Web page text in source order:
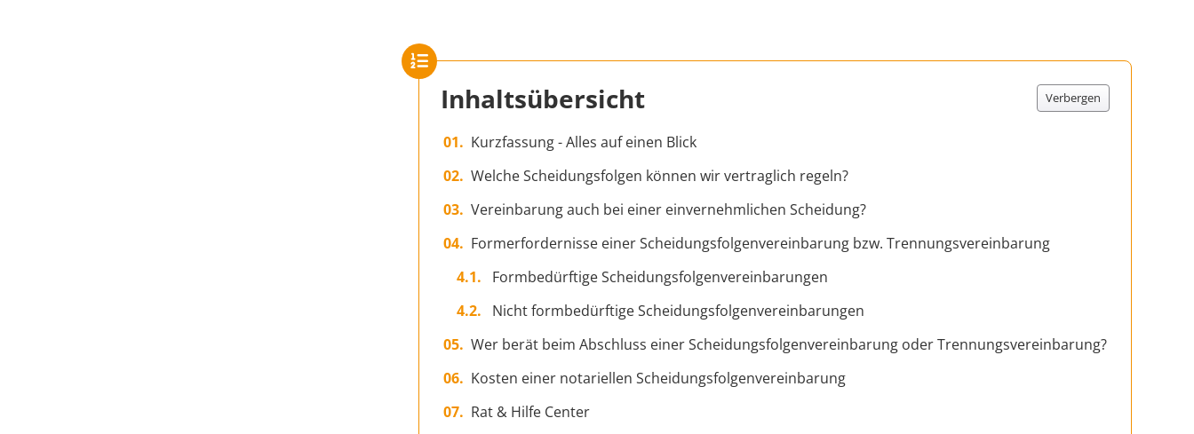
Inhaltsübersicht Verbergen
Kurzfassung - Alles auf einen Blick
Welche Scheidungsfolgen können wir vertraglich regeln?
Vereinbarung auch bei einer einvernehmlichen Scheidung?
Formerfordernisse einer Scheidungsfolgenvereinbarung bzw. Trennungsvereinbarung
Formbedürftige Scheidungsfolgenvereinbarungen
Nicht formbedürftige Scheidungsfolgenvereinbarungen
Wer berät beim Abschluss einer Scheidungsfolgenvereinbarung oder Trennungsvereinbarung?
Kosten einer notariellen Scheidungsfolgenvereinbarung
Rat & Hilfe Center